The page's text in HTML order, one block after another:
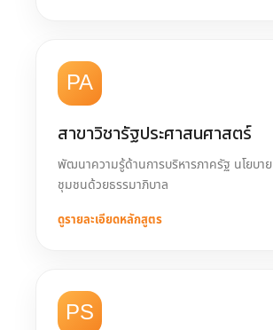
PA
สาขาวิชารัฐประศาสนศาสตร์
พัฒนาความรู้ด้านการบริหารภาครัฐ นโยบา
ชุมชนด้วยธรรมาภิบาล
ดูรายละเอียดหลักสูตร
PS